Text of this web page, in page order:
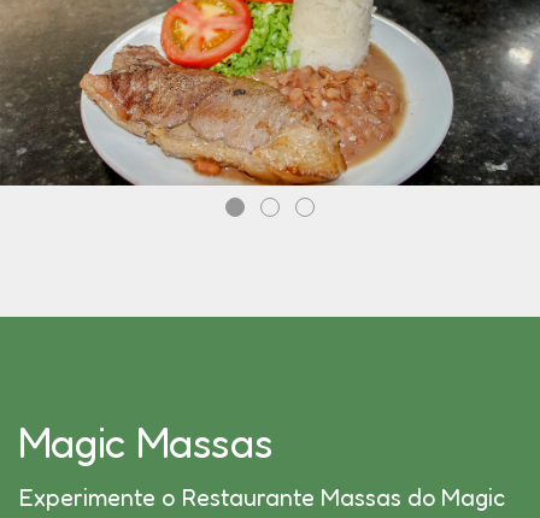
Magic Massas
Experimente o Restaurante Massas do Magic